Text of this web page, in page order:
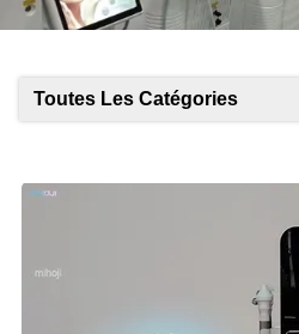
Toutes Les Catégories